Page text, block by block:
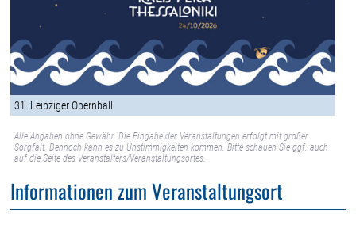
31. Leipziger Opernball
Alle Angaben ohne Gewähr. Die Eingabe der Veranstaltungen erfolgt mit großer
Sorgfalt. Dennoch kann es zu Unstimmigkeiten kommen. Bitte schauen Sie ggf. auch
auf die Seite des Veranstalters/Veranstaltungsortes.
Informationen zum Veranstaltungsort